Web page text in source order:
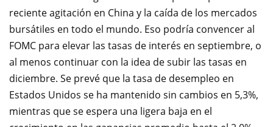
reciente agitación en China y la caída de los mercados
bursátiles en todo el mundo. Eso podría convencer al
FOMC para elevar las tasas de interés en septiembre, o
al menos continuar con la idea de subir las tasas en
diciembre. Se prevé que la tasa de desempleo en
Estados Unidos se ha mantenido sin cambios en 5,3%,
mientras quese espera una ligera baja en el